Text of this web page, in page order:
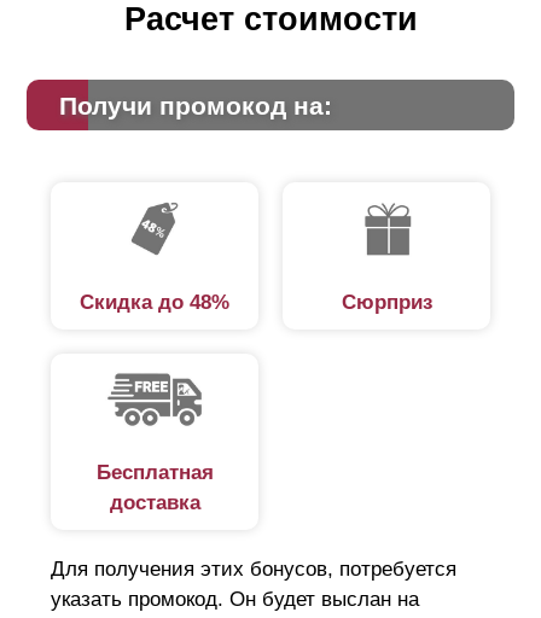
Расчет стоимости
Получи промокод на:
Скидка до 48% Сюрприз
Бесплатная
доставка
Для получения этих бонусов, потребуется
указать промокод. Он будет выслан на